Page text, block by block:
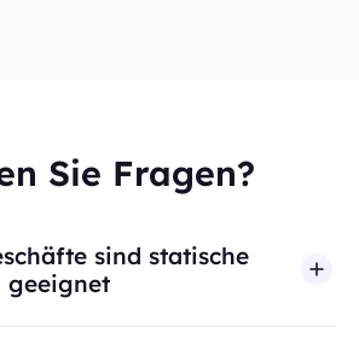
Sie Fragen?
sind statische
geeignet